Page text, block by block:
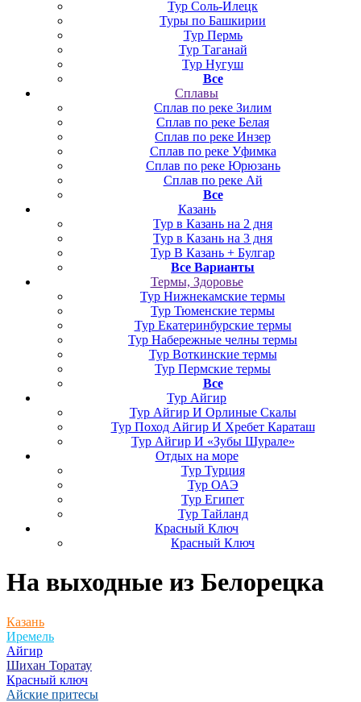
Тур Соль-Илецк
Туры по Башкирии
Тур Пермь
Тур Таганай
Тур Нугуш
Все
Сплавы
Сплав по реке Зилим
Сплав по реке Белая
Сплав по реке Инзер
Сплав по реке Уфимка
Сплав по реке Юрюзань
Сплав по реке Ай
Все
Казань
Тур в Казань на 2 дня
Тур в Казань на 3 дня
Тур В Казань + Булгар
Все Варианты
Термы, Здоровье
Тур Нижнекамские термы
Тур Тюменские термы
Тур Екатеринбурские термы
Тур Набережные челны термы
Тур Воткинские термы
Тур Пермские термы
Все
Тур Айгир
Тур Айгир И Орлиные Скалы
Тур Поход Айгир И Хребет Караташ
Тур Айгир И «Зубы Шурале»
Отдых на море
Тур Турция
Тур ОАЭ
Тур Египет
Тур Тайланд
Красный Ключ
Красный Ключ
На выходные из Белорецка
Казань
Иремель
Айгир
Шихан Торатау
Красный ключ
Айские притесы